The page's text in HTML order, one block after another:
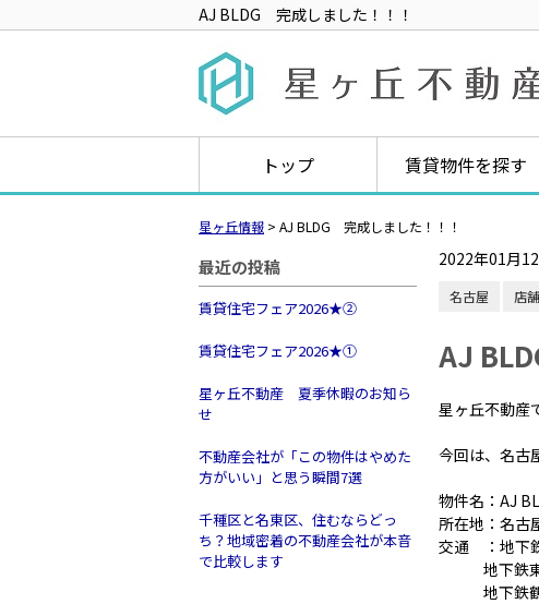
AJ BLDG 完成しました！！！
トップ 賃貸物件を探す
星ヶ丘情報 > AJ BLDG 完成しました！！！
最近の投稿
賃貸住宅フェア2026★➁
賃貸住宅フェア2026★①
星ヶ丘不動産 夏季休暇のお知ら
せ
不動産会社が「この物件はやめた
方がいい」と思う瞬間7選
千種区と名東区、住むならどっ
ち？地域密着の不動産会社が本音
で比較します
2022年01月
名古屋 店舗
AJ
星ヶ丘不動産
今回は、名古
物件名：AJ
所在地：名古
交通 ：地下
地下鉄東
地下鉄鶴